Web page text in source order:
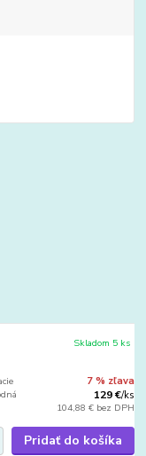
7 % zľava
129 €/ks
104,88 € bez DPH
Skladom 5 ks
Pridať do košíka